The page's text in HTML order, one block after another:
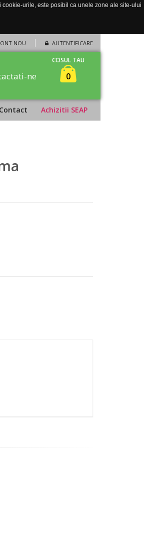
urile, este posibil ca unele zone ale site-ului
NOU AUTENTIFICARE
ne
COSUL TAU
0
Contact Achizitii SEAP